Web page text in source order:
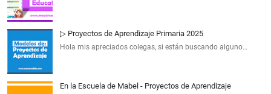
▷ Proyectos de Aprendizaje Primaria 2025
Hola mis apreciados colegas, si están buscando alguno…
En la Escuela de Mabel - Proyectos de Aprendizaje